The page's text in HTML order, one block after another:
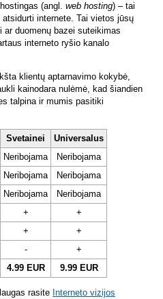
(angl. web hosting) – tai
internete. Tai vietos jūsų
duomenų bazei suteikimas
interneto ryšio kanalo
klientų aptarnavimo kokybė,
kainodara nulėmė, kad šiandien
talpina ir mumis pasitiki
Svetainei
Universalus
Neribojama
Neribojama
Neribojama
Neribojama
Neribojama
Neribojama
+
+
+
+
-
+
4.99 EUR 9.99 EUR
rasite Interneto vizijos